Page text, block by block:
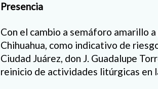
Presencia
Con el cambio a semáforo amarillo
Chihuahua, como indicativo de
Ciudad Juárez, don J. Guadalupe
reinicio de actividades litúrgicas en